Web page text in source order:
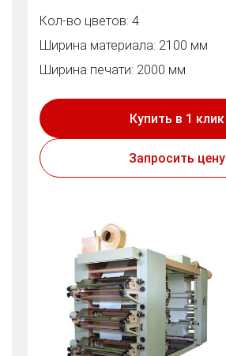
Кол-во цветов: 4
Ширина материала: 2100 мм
Ширина печати: 2000 мм
Купить в 1 клик
Запросить цену